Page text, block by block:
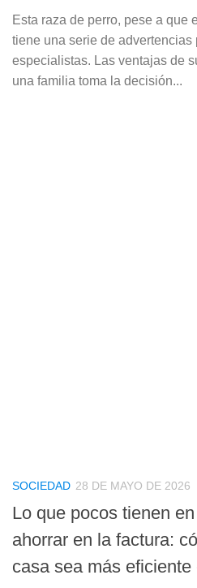
Esta raza de perro, pese a que
tiene una serie de advertencias
especialistas. Las ventajas de
una familia toma la decisión...
SOCIEDAD 28 DE MAYO DE 2026
Lo que pocos tienen
ahorrar en la factura:
casa sea más eficiente